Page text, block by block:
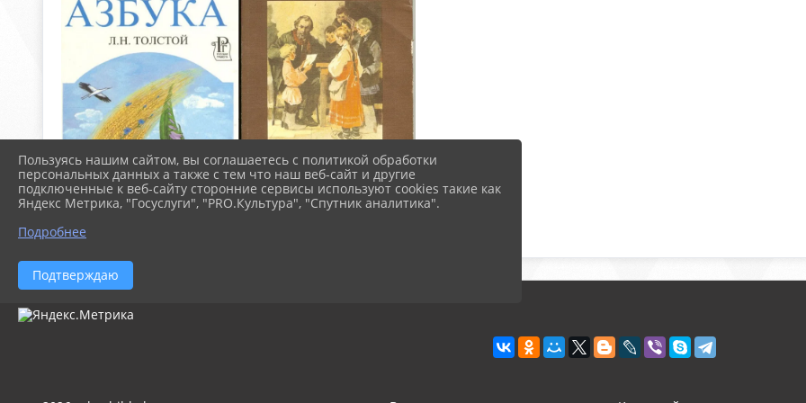
Пользуясь нашим сайтом, вы соглашаетесь с политикой обработки
персональных данных а также с тем что наш веб-сайт и другие
подключенные к веб-сайту сторонние сервисы используют cookies такие как
Яндекс Метрика, "Госуслуги", "PRO.Культура", "Спутник аналитика".
Подробнее
Подтверждаю